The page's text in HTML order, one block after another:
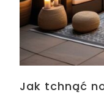
Jak tchnąć